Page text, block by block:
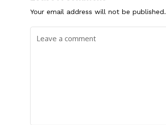
Your email address will not be published.